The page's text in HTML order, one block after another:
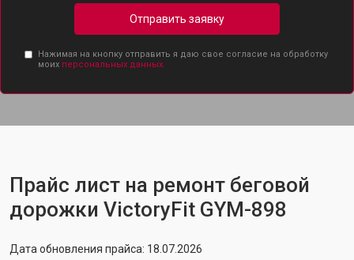
Отправить заявку
Нажимая на кнопку отправить я даю свое согласие на обработку
моих персональных данных.
Прайс лист на ремонт беговой
дорожки VictoryFit GYM-898
Дата обновления прайса: 18.07.2026